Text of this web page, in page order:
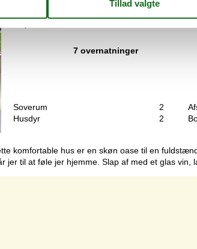
Botoften - Botofte - 5953 - Tranekær
6 personer
7 overnatninger
Soverum
2
Husdyr
2
komfortable hus er en skøn oase til en
til at føle jer hjemme. Slap af med et glas